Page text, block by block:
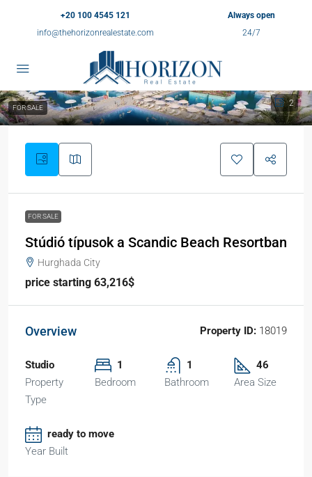
+20 100 4545 121
info@thehorizonrealestate.com
Always open
24/7
2
FOR SALE
FOR SALE
Stúdió típusok a Scandic Beach Resortban
Hurghada City
price starting 63,216$
Overview Property ID: 18019
Studio
Property
Type
1
Bedroom
1
Bathroom
46
Area Size
ready to move
Year Built